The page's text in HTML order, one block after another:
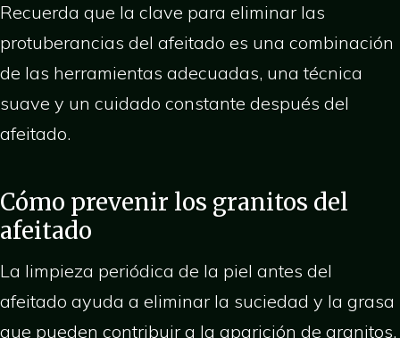
Recuerda que la clave para eliminar las
protuberancias del afeitado es una combinación
de las herramientas adecuadas, una técnica
suave y un cuidado constante después del
afeitado.
Cómo prevenir los granitos del
afeitado
La limpieza periódica de la piel antes del
afeitado ayuda a eliminar la suciedad y la grasa
que pueden contribuir a la aparición de granitos.